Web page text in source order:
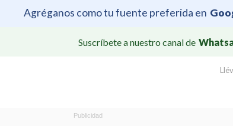
Agréganos como tu fuente preferida en
Suscríbete a nuestro canal de